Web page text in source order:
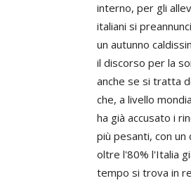
interno, per gli
italiani si
un autunno
il discorso per la
anche se si tratta
che, a livello
ha già accusato i
più pesanti, con un
oltre l'80% l'Italia
tempo si trova in